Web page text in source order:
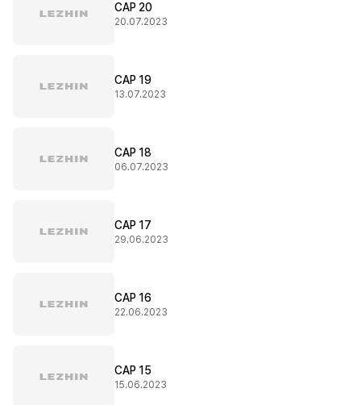
CAP 20
20.07.2023
CAP 19
13.07.2023
CAP 18
06.07.2023
CAP 17
29.06.2023
CAP 16
22.06.2023
CAP 15
15.06.2023